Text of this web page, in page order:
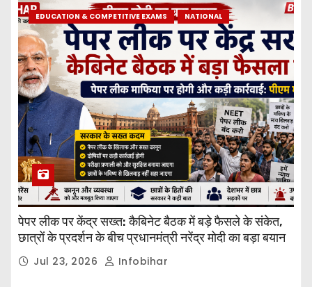
EDUCATION & COMPETITIVE EXAMS NATIONAL
पेपर लीक पर केंद्र सख्त: कैबिनेट बैठक में बड़े फैसले के संकेत,
छात्रों के प्रदर्शन के बीच प्रधानमंत्री नरेंद्र मोदी का बड़ा बयान
Jul 23, 2026 Infobihar